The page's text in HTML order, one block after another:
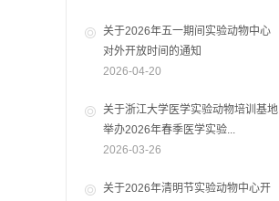
关于2026年五一期间实验动物中心
对外开放时间的通知
2026-04-20
关于浙江大学医学实验动物培训基地
举办2026年春季医学实验...
2026-03-26
关于2026年清明节实验动物中心开